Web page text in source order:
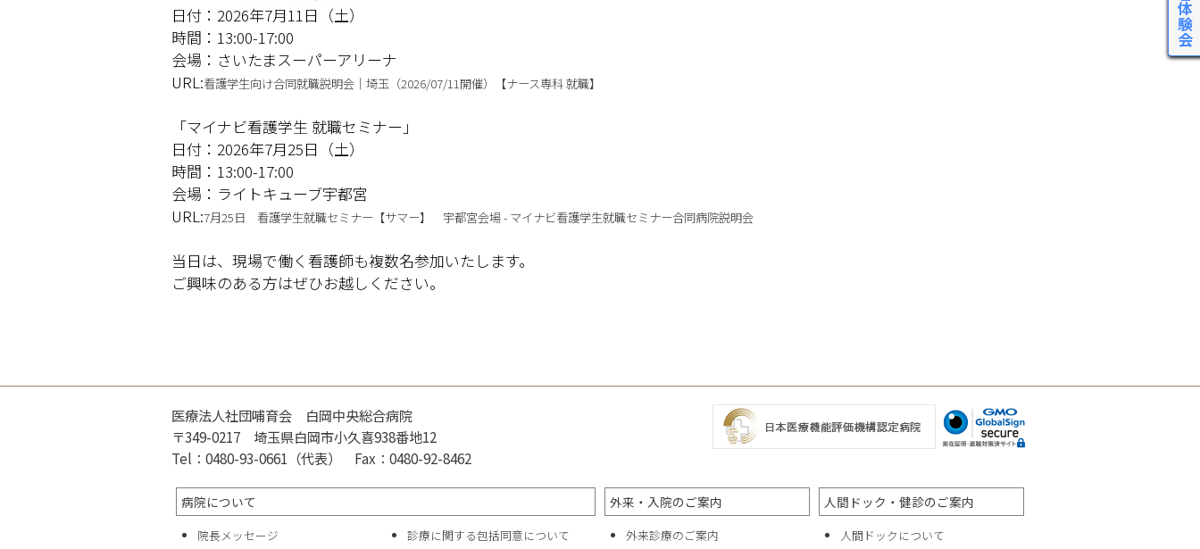
日付：2026年7月11日（土）
時間：13:00-17:00
会場：さいたまスーパーアリーナ
URL:看護学生向け合同就職説明会｜埼玉（2026/07/11開催）【ナース専科 就職】
「マイナビ看護学生 就職セミナー」
日付：2026年7月25日（土）
時間：13:00-17:00
会場：ライトキューブ宇都宮
URL:7月25日 看護学生就職セミナー【サマー】 宇都宮会場 - マイナビ看護学生就職セミナー合同病院説明会
当日は、現場で働く看護師も複数名参加いたします。
ご興味のある方はぜひお越しください。
医療法人社団哺育会 白岡中央総合病院
〒349-0217 埼玉県白岡市小久喜938番地12
Tel：0480-93-0661（代表） Fax：0480-92-8462
病院について
院長メッセージ
診療に関する包括同意について
外来・入院のご案内
外来診療のご案内
人間ドック・健診のご案内
人間ドックについて